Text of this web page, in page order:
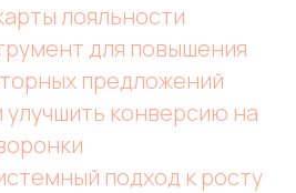
лояльности
для повышения
предложений
улучшить конверсию на
подход к росту